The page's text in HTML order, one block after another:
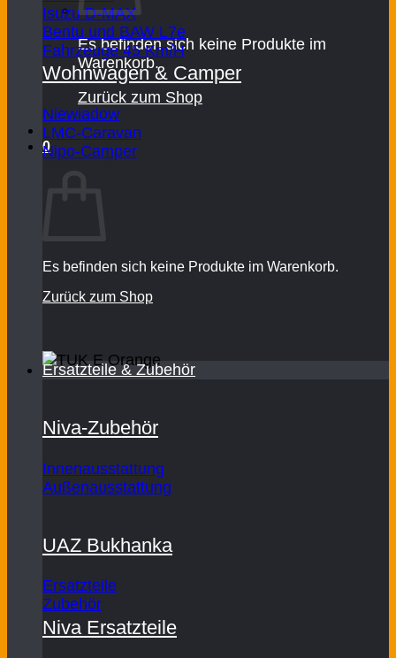
Es befinden sich keine Produkte im
Warenkorb.
Zurück zum Shop
0
Warenkorb
Es befinden sich keine Produkte im Warenkorb.
Zurück zum Shop
Isuzu D-MAX
Bentu und BAW L7e
Fahrzeuge 45 Km/H
Wohnwagen & Camper
Niewiadow
LMC-Caravan
Nipo-Camper
Ersatzteile & Zubehör
Niva-Zubehör
Innenausstattung
Außenausstattung
UAZ Bukhanka
Ersatzteile
Zubehör
Niva Ersatzteile